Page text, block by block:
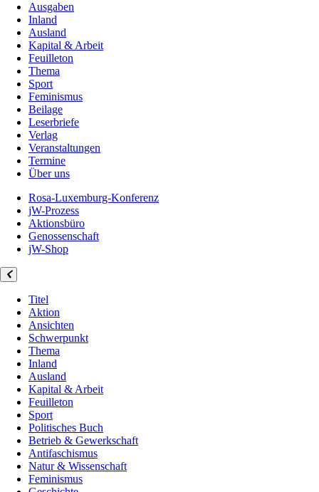
Ausgaben
Inland
Ausland
Kapital & Arbeit
Feuilleton
Thema
Sport
Feminismus
Beilage
Leserbriefe
Verlag
Veranstaltungen
Termine
Über uns
Rosa-Luxemburg-Konferenz
jW-Prozess
Aktionsbüro
Genossenschaft
jW-Shop
Titel
Aktion
Ansichten
Schwerpunkt
Thema
Inland
Ausland
Kapital & Arbeit
Feuilleton
Sport
Politisches Buch
Betrieb & Gewerkschaft
Antifaschismus
Natur & Wissenschaft
Feminismus